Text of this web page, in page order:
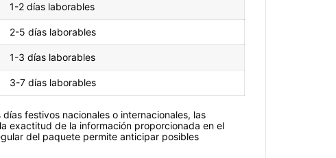
1-2 días laborables
2-5 días laborables
1-3 días laborables
3-7 días laborables
festivos nacionales o internacionales, las
exactitud de la información proporcionada en el
del paquete permite anticipar posibles